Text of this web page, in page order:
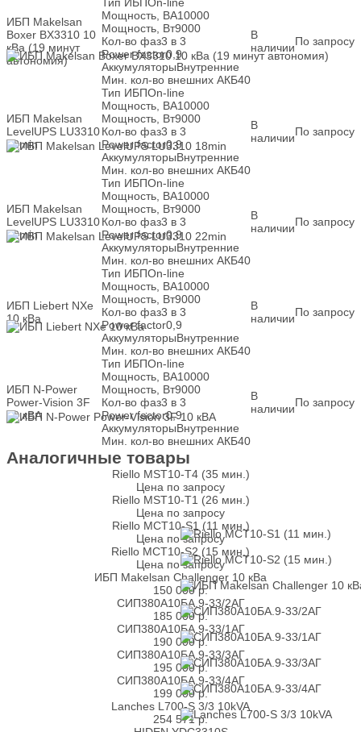
ИБП Makelsan
Boxer BX3310 10
кВа (19 минут
автономия)
Тип ИБПOn-line
Мощность, ВА10000
Мощность, Вт9000
Кол-во фаз3 в 3
Power factor0,9
АккумуляторыВнутренние
Мин. кол-во внешних АКБ40
В
наличииПо запросу
ИБП Makelsan
LevelUPS LU3310
18min
Тип ИБПOn-line
Мощность, ВА10000
Мощность, Вт9000
Кол-во фаз3 в 3
Power factor0,9
АккумуляторыВнутренние
Мин. кол-во внешних АКБ40
В
наличииПо запросу
ИБП Makelsan
LevelUPS LU3310
22min
Тип ИБПOn-line
Мощность, ВА10000
Мощность, Вт9000
Кол-во фаз3 в 3
Power factor0,9
АккумуляторыВнутренние
Мин. кол-во внешних АКБ40
В
наличииПо запросу
ИБП Liebert NXe
10 кВа
Тип ИБПOn-line
Мощность, ВА10000
Мощность, Вт9000
Кол-во фаз3 в 3
Power factor0,9
АккумуляторыВнутренние
Мин. кол-во внешних АКБ40
В
наличииПо запросу
ИБП N-Power
Power-Vision 3F
10 кВА
Тип ИБПOn-line
Мощность, ВА10000
Мощность, Вт9000
Кол-во фаз3 в 3
Power factor0,9
АккумуляторыВнутренние
Мин. кол-во внешних АКБ40
В
наличииПо запросу
Аналогичные товары
Riello MST10-T4 (35 мин.)
Цена по запросу
Riello MST10-T1 (26 мин.)
Цена по запросу
Riello MCT10-S1 (11 мин.)
Цена по запросу
Riello MCT10-S2 (15 мин.)
Цена по запросу
ИБП Makelsan Challenger 10 кВа
150 000р.
СИП380А10БА.9-33/2АГ
185 000р.
СИП380А10БА.9-33/1АГ
190 000р.
СИП380А10БА.9-33/3АГ
195 000р.
СИП380А10БА.9-33/4АГ
199 000р.
Lanches L700-S 3/3 10kVA
254 571р.